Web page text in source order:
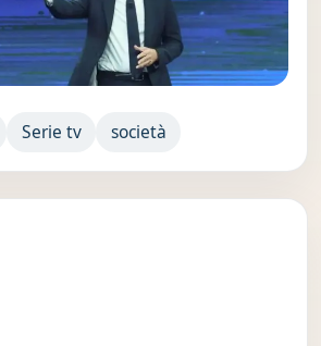
Serie tv società